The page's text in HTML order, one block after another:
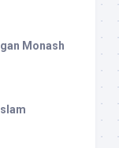
Monash